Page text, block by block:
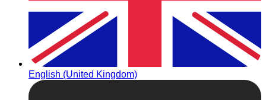
English (United Kingdom)